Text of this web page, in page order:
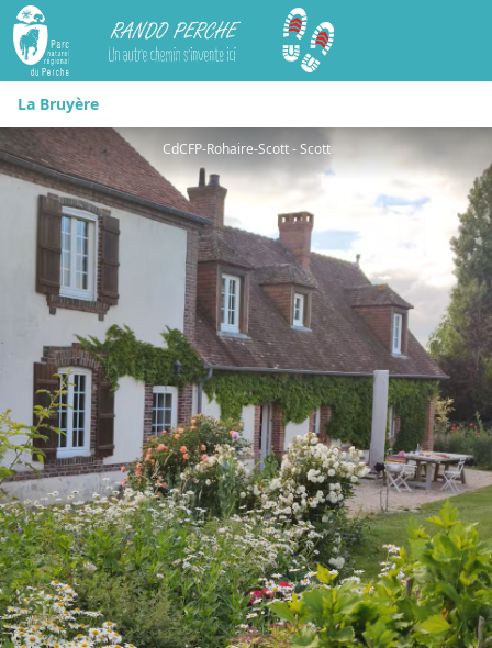
Rando Perche
La Bruyère
CdCFP-Rohaire-Scott - Scott